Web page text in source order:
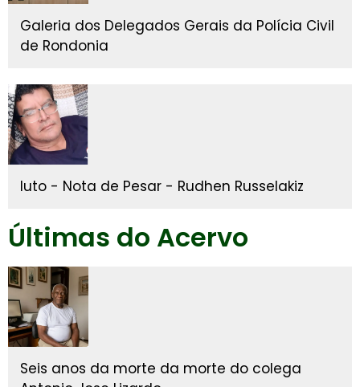
Galeria dos Delegados Gerais da Polícia Civil
de Rondonia
luto - Nota de Pesar - Rudhen Russelakiz
Últimas do Acervo
Seis anos da morte da morte do colega